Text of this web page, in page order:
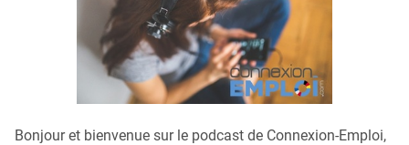
Bonjour et bienvenue sur le podcast de Connexion-Emploi,